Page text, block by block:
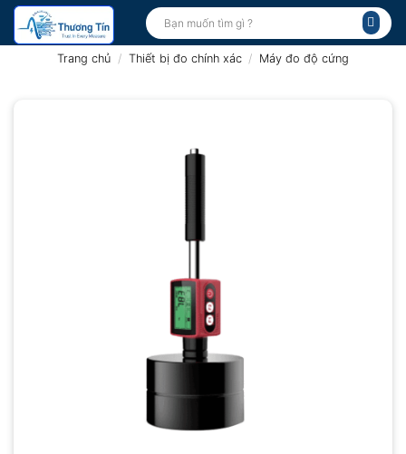
Bỏ
qua
Tìm
kiếm:
Trang chủ / Thiết bị đo chính xác / Máy đo độ cứng